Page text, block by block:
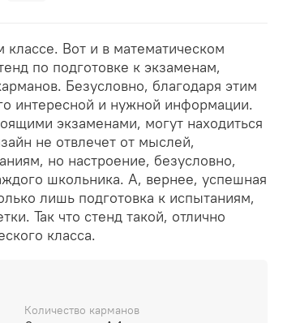
Вот и в математическом
по подготовке к экзаменам,
Безусловно, благодаря этим
интересной и нужной информации.
экзаменами, могут находиться
не отвлечет от мыслей,
но настроение, безусловно,
школьника. А, вернее, успешная
лишь подготовка к испытаниям,
Так что стенд такой, отлично
класса.
Количество карманов